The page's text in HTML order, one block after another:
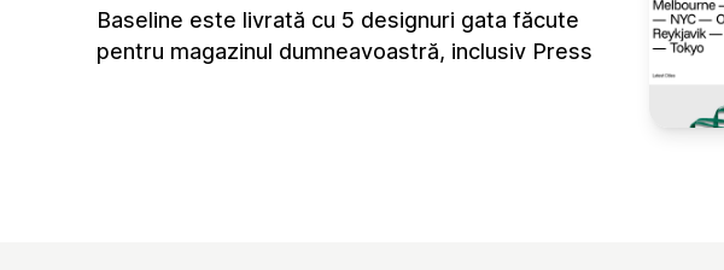
Baseline este livrată cu 5 designuri gata făcute
pentru magazinul dumneavoastră, inclusiv Press